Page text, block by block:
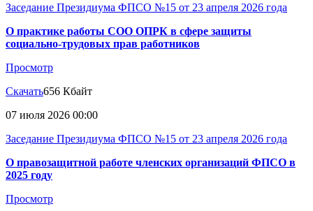
Заседание Президиума ФПСО №15 от 23 апреля 2026 года
О практике работы СОО ОПРК в сфере защиты
социально-трудовых прав работников
Просмотр
Скачать656 Кбайт
07 июля 2026 00:00
Заседание Президиума ФПСО №15 от 23 апреля 2026 года
О правозащитной работе членских организаций ФПСО в
2025 году
Просмотр